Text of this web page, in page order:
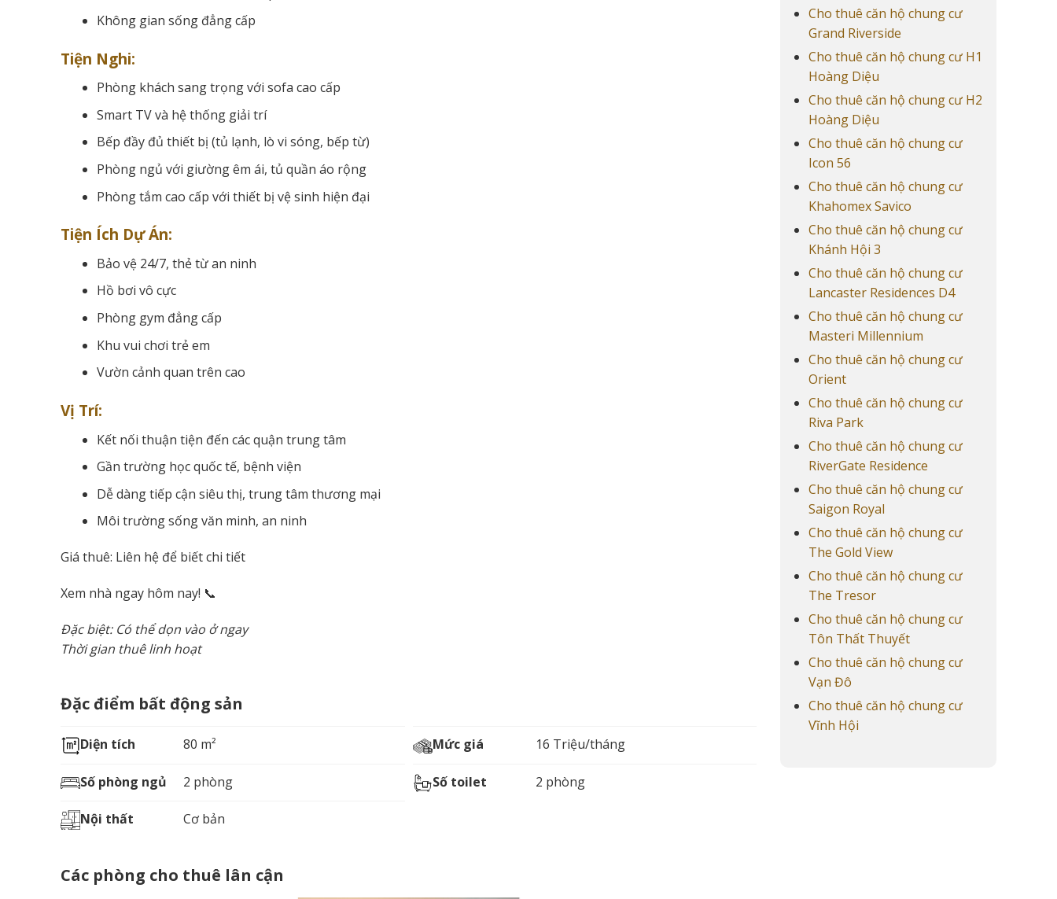
Không gian sống đẳng cấp
Tiện Nghi:
Phòng khách sang trọng với sofa cao cấp
Smart TV và hệ thống giải trí
Bếp đầy đủ thiết bị (tủ lạnh, lò vi sóng, bếp từ)
Phòng ngủ với giường êm ái, tủ quần áo rộng
Phòng tắm cao cấp với thiết bị vệ sinh hiện đại
Tiện Ích Dự Án:
Bảo vệ 24/7, thẻ từ an ninh
Hồ bơi vô cực
Phòng gym đẳng cấp
Khu vui chơi trẻ em
Vườn cảnh quan trên cao
Vị Trí:
Kết nối thuận tiện đến các quận trung tâm
Gần trường học quốc tế, bệnh viện
Dễ dàng tiếp cận siêu thị, trung tâm thương mại
Môi trường sống văn minh, an ninh
Giá thuê: Liên hệ để biết chi tiết
Xem nhà ngay hôm nay! 📞
Đặc biệt: Có thể dọn vào ở ngay
Thời gian thuê linh hoạt
Đặc điểm bất động sản
Diện tích 80 m² Mức giá 16 Triệu/tháng
Số phòng ngủ 2 phòng Số toilet 2 phòng
Nội thất Cơ bản
Các phòng cho thuê lân cận
Cho thuê căn hộ chung cư
Grand Riverside
Cho thuê căn hộ chung cư H1
Hoàng Diệu
Cho thuê căn hộ chung cư H2
Hoàng Diệu
Cho thuê căn hộ chung cư
Icon 56
Cho thuê căn hộ chung cư
Khahomex Savico
Cho thuê căn hộ chung cư
Khánh Hội 3
Cho thuê căn hộ chung cư
Lancaster Residences D4
Cho thuê căn hộ chung cư
Masteri Millennium
Cho thuê căn hộ chung cư
Orient
Cho thuê căn hộ chung cư
Riva Park
Cho thuê căn hộ chung cư
RiverGate Residence
Cho thuê căn hộ chung cư
Saigon Royal
Cho thuê căn hộ chung cư
The Gold View
Cho thuê căn hộ chung cư
The Tresor
Cho thuê căn hộ chung cư
Tôn Thất Thuyết
Cho thuê căn hộ chung cư
Vạn Đô
Cho thuê căn hộ chung cư
Vĩnh Hội